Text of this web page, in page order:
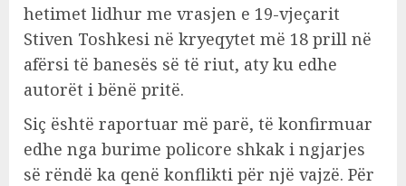
hetimet lidhur me vrasjen e 19-vjeçarit
Stiven Toshkesi në kryeqytet më 18 prill në
afërsi të banesës së të riut, aty ku edhe
autorët i bënë pritë.
Siç është raportuar më parë, të konfirmuar
edhe nga burime policore shkak i ngjarjes
së rëndë ka qenë konflikti për një vajzë. Për